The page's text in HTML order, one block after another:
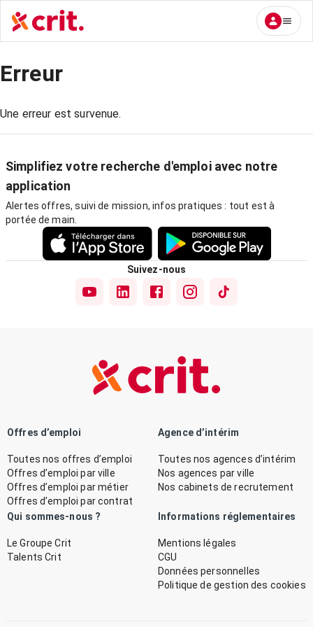
Erreur
Une erreur est survenue.
Simplifiez votre recherche d'emploi avec notre
application
Alertes offres, suivi de mission, infos pratiques : tout est à
portée de main.
Suivez-nous
Offres d’emploi
Toutes nos offres d’emploi
Offres d’emploi par ville
Offres d’emploi par métier
Offres d’emploi par contrat
Agence d’intérim
Toutes nos agences d’intérim
Nos agences par ville
Nos cabinets de recrutement
Qui sommes-nous ?
Le Groupe Crit
Talents Crit
Informations réglementaires
Mentions légales
CGU
Données personnelles
Politique de gestion des cookies